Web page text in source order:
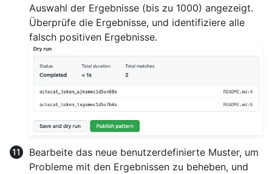
Auswahl der Ergebnisse (bis zu 1000) angezeigt.
Überprüfe die Ergebnisse, und identifiziere alle
falsch positiven Ergebnisse.
Bearbeite das neue benutzerdefinierte Muster, um
Probleme mit den Ergebnissen zu beheben, und